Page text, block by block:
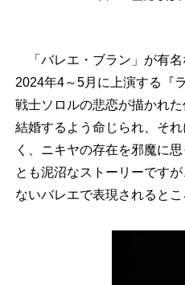
「バレエ・ブラン」が有
2024年4～5月に上演する『
戦士ソロルの悲恋が描かれ
結婚するよう命じられ、そ
く、ニキヤの存在を邪魔に
とも泥沼なストーリーです
ないバレエで表現されるとこ